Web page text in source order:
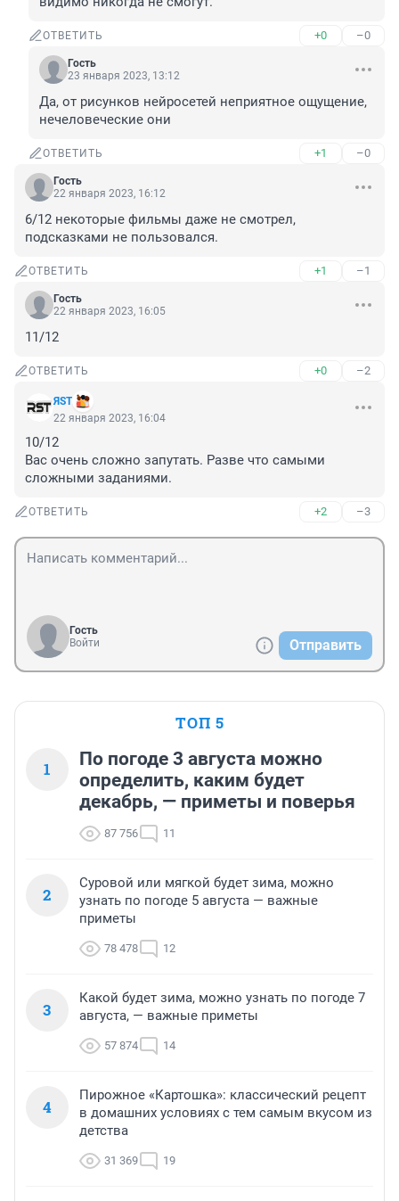
ОТВЕТИТЬ +0 –0
Гость
23 января 2023, 13:12
Да, от рисунков нейросетей неприятное ощущение,
нечеловеческие они
ОТВЕТИТЬ +1 –0
Гость
22 января 2023, 16:12
6/12 некоторые фильмы даже не смотрел,
подсказками не пользовался.
ОТВЕТИТЬ +1 –1
Гость
22 января 2023, 16:05
11/12
ОТВЕТИТЬ +0 –2
ЯST
22 января 2023, 16:04
10/12
Вас очень сложно запутать. Разве что самыми
сложными заданиями.
ОТВЕТИТЬ +2 –3
Гость
Войти
Отправить
ТОП 5
1
По погоде 3 августа можно
определить, каким будет
декабрь, — приметы и поверья
87 756 11
2
Суровой или мягкой будет зима, можно
узнать по погоде 5 августа — важные
приметы
78 478 12
3
Какой будет зима, можно узнать по погоде 7
августа, — важные приметы
57 874 14
4
Пирожное «Картошка»: классический рецепт
в домашних условиях с тем самым вкусом из
детства
31 369 19